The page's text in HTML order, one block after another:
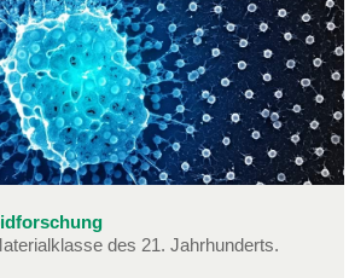
des 21. Jahrhunderts.